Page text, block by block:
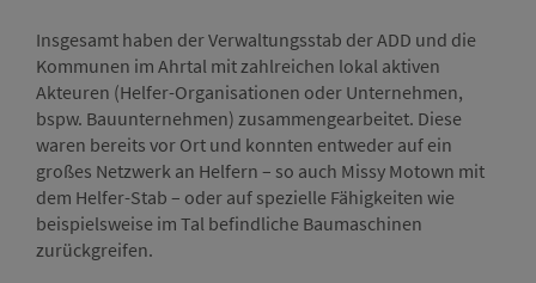
Insgesamt haben der Verwaltungsstab der ADD und die
Kommunen im Ahrtal mit zahlreichen lokal aktiven
Akteuren (Helfer-Organisationen oder Unternehmen,
bspw. Bauunternehmen) zusammengearbeitet. Diese
waren bereits vor Ort und konnten entweder auf ein
großes Netzwerk an Helfern – so auch Missy Motown mit
dem Helfer-Stab – oder auf spezielle Fähigkeiten wie
beispielsweise im Tal befindliche Baumaschinen
zurückgreifen.